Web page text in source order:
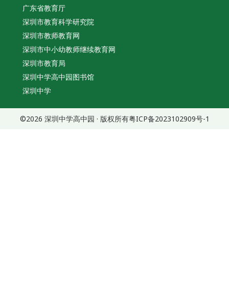
广东省教育厅
深圳市教育科学研究院
深圳市教师教育网
深圳市中小幼教师继续教育网
深圳市教育局
深圳中学高中园图书馆
深圳中学
©2026 深圳中学高中园 · 版权所有粤ICP备2023102909号-1